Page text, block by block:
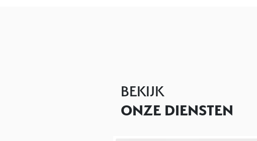
BEKIJK
ONZE DIENSTEN